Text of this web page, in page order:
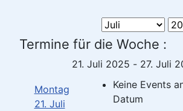
Termine für die Woche :
21. Juli 2025 - 27. Juli
Montag
21. Juli
Keine Events
Datum